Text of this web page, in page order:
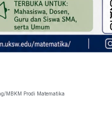
MBKM Prodi Matematika